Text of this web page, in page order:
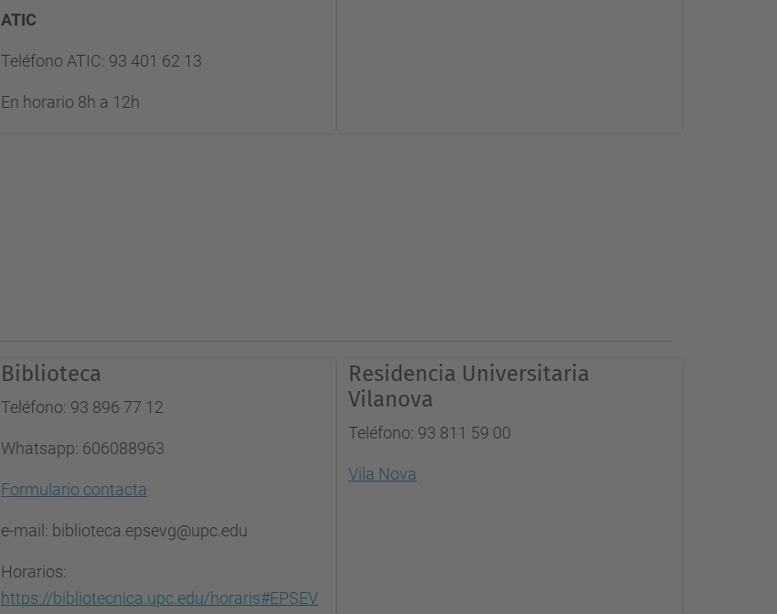
ATIC
Teléfono ATIC: 93 401 62 13
En horario 8h a 12h
Biblioteca
Teléfono: 93 896 77 12
Whatsapp: 606088963
Formulario contacta
e-mail: biblioteca.epsevg@upc.edu
Horarios:
https://bibliotecnica.upc.edu/horaris#EPSEV
Residencia Universitaria
Vilanova
Teléfono: 93 811 59 00
Vila Nova